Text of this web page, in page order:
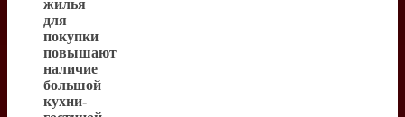
жилья
для
покупки
повышают
наличие
большой
кухни-